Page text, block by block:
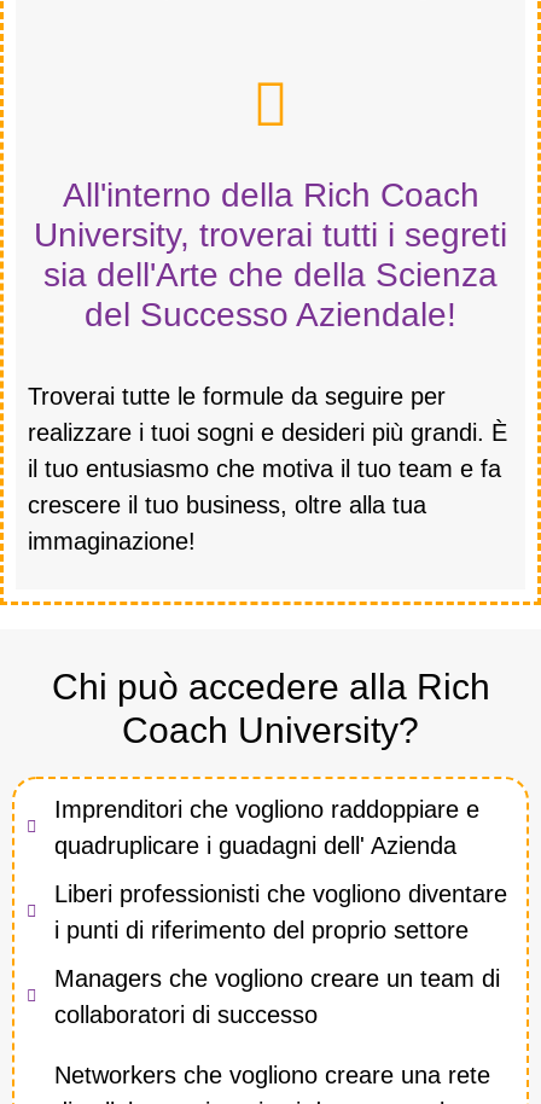
All'interno della Rich Coach
University, troverai tutti i segreti
sia dell'Arte che della Scienza
del Successo Aziendale!
Troverai tutte le formule da seguire per
realizzare i tuoi sogni e desideri più grandi. È
il tuo entusiasmo che motiva il tuo team e fa
crescere il tuo business, oltre alla tua
immaginazione!
Chi può accedere alla Rich
Coach University?
Imprenditori che vogliono raddoppiare e
quadruplicare i guadagni dell' Azienda
Liberi professionisti che vogliono diventare
i punti di riferimento del proprio settore
Managers che vogliono creare un team di
collaboratori di successo
Networkers che vogliono creare una rete